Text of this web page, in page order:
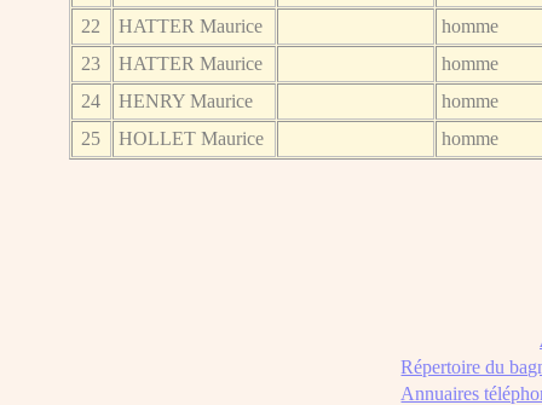
22
HATTER Maurice
homme
23
HATTER Maurice
homme
24
HENRY Maurice
homme
25
HOLLET Maurice homme
Répertoire du
Annuaires